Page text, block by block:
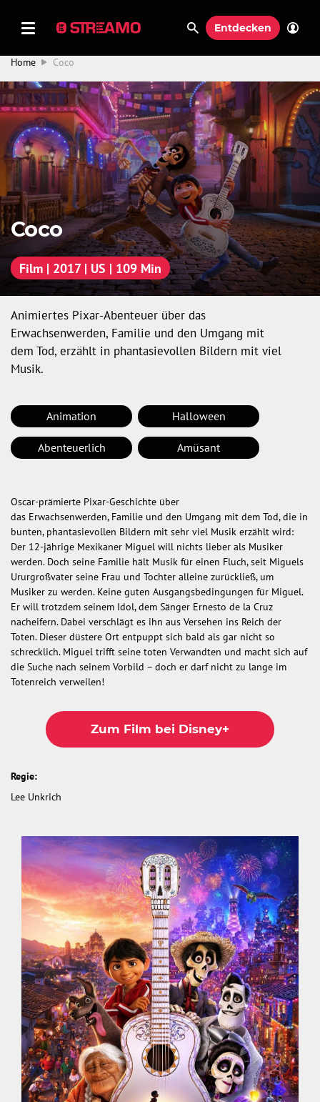
Entdecken
Home Coco
Coco
Film | 2017 | US | 109 Min
Animiertes Pixar-Abenteuer über das
Erwachsenwerden, Familie und den Umgang mit
dem Tod, erzählt in phantasievollen Bildern mit viel
Musik.
Animation Halloween
Abenteuerlich Amüsant
Oscar-prämierte Pixar-Geschichte über
das Erwachsenwerden, Familie und den Umgang mit dem Tod, die in
bunten, phantasievollen Bildern mit sehr viel Musik erzählt wird:
Der 12-jährige Mexikaner Miguel will nichts lieber als Musiker
werden. Doch seine Familie hält Musik für einen Fluch, seit Miguels
Ururgroßvater seine Frau und Tochter alleine zurückließ, um
Musiker zu werden. Keine guten Ausgangsbedingungen für Miguel.
Er will trotzdem seinem Idol, dem Sänger Ernesto de la Cruz
nacheifern. Dabei verschlägt es ihn aus Versehen ins Reich der
Toten. Dieser düstere Ort entpuppt sich bald als gar nicht so
schrecklich. Miguel trifft seine toten Verwandten und macht sich auf
die Suche nach seinem Vorbild – doch er darf nicht zu lange im
Totenreich verweilen!
Zum Film bei Disney+
Regie:
Lee Unkrich